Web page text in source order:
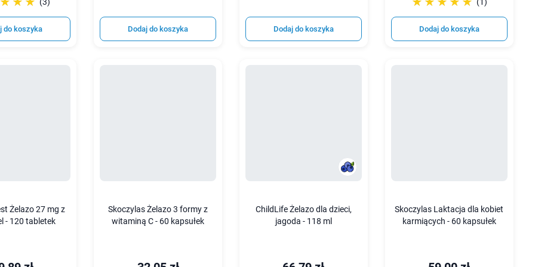
(3)
do koszyka Dodaj do koszyka Dodaj do koszyka
(1)
Dodaj do koszyka
Żelazo 27 mg z
- 120 tabletek
Skoczylas Żelazo 3 formy z
witaminą C - 60 kapsułek
ChildLife Żelazo dla dzieci,
jagoda - 118 ml
Skoczylas Laktacja dla kobiet
karmiących - 60 kapsułek